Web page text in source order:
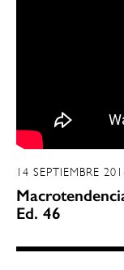
14 SEPTIEMBRE
Ed. 46